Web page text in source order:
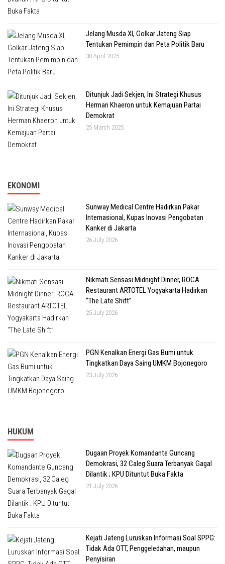
Jelang Musda XI, Golkar Jateng Siap
Tentukan Pemimpin dan Peta Politik Baru
30 April 2025
Ditunjuk Jadi Sekjen, Ini Strategi Khusus
Herman Khaeron untuk Kemajuan Partai
Demokrat
25 March 2025
EKONOMI
Sunway Medical Centre Hadirkan Pakar
Internasional, Kupas Inovasi Pengobatan
Kanker di Jakarta
26 July 2026
Nikmati Sensasi Midnight Dinner, ROCA
Restaurant ARTOTEL Yogyakarta Hadirkan
“The Late Shift”
25 July 2026
PGN Kenalkan Energi Gas Bumi untuk
Tingkatkan Daya Saing UMKM Bojonegoro
23 July 2026
HUKUM
Dugaan Proyek Komandante Guncang
Demokrasi, 32 Caleg Suara Terbanyak Gagal
Dilantik ; KPU Dituntut Buka Fakta
21 July 2026
Kejati Jateng Luruskan Informasi Soal SPPG:
Tidak Ada OTT, Penggeledahan, maupun
Penyisiran